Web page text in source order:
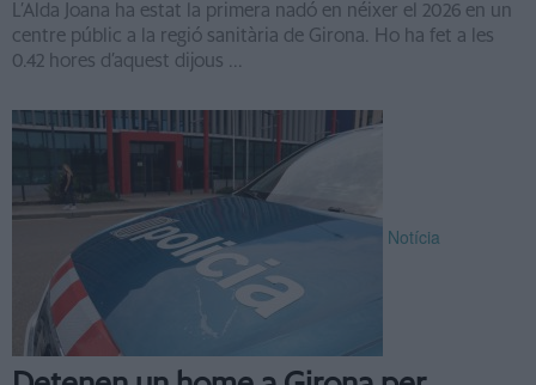
L’Alda Joana ha estat la primera nadó en néixer el 2026 en un
centre públic a la regió sanitària de Girona. Ho ha fet a les
0.42 hores d’aquest dijous ...
Notícia